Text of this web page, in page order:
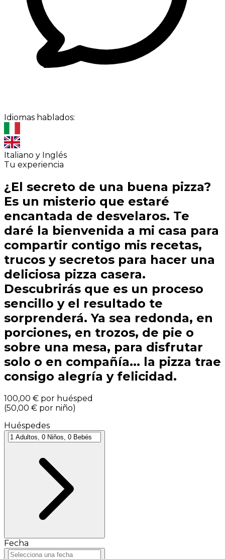
Idiomas hablados:
Italiano y Inglés
Tu experiencia
¿El secreto de una buena pizza?
Es un misterio que estaré
encantada de desvelaros. Te
daré la bienvenida a mi casa para
compartir contigo mis recetas,
trucos y secretos para hacer una
deliciosa pizza casera.
Descubrirás que es un proceso
sencillo y el resultado te
sorprenderá. Ya sea redonda, en
porciones, en trozos, de pie o
sobre una mesa, para disfrutar
solo o en compañía... la pizza trae
consigo alegría y felicidad.
100,00 € por huésped
(50,00 € por niño)
Huéspedes
Fecha